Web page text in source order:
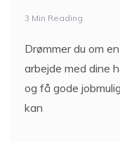
3 Min Reading
Drømmer du om
arbejde med dine
og få gode
kan